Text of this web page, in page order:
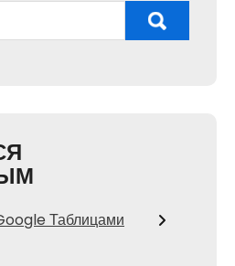
Таблицами